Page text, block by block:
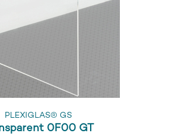
PLEXIGLAS® GS
0F00 GT